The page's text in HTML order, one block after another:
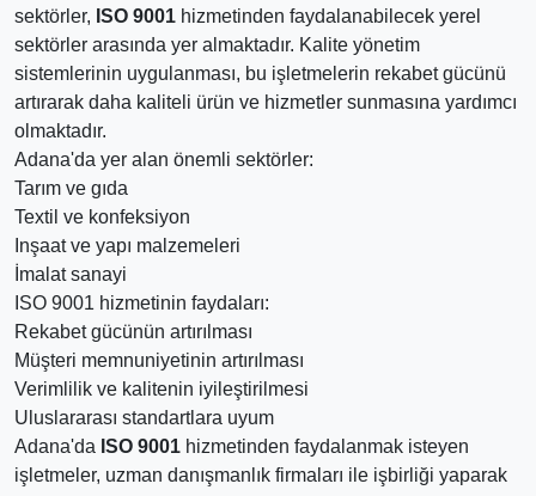
sektörler, ISO 9001 hizmetinden faydalanabilecek yerel
sektörler arasında yer almaktadır. Kalite yönetim
sistemlerinin uygulanması, bu işletmelerin rekabet gücünü
artırarak daha kaliteli ürün ve hizmetler sunmasına yardımcı
olmaktadır.
Adana'da yer alan önemli sektörler:
Tarım ve gıda
Textil ve konfeksiyon
Inşaat ve yapı malzemeleri
İmalat sanayi
ISO 9001 hizmetinin faydaları:
Rekabet gücünün artırılması
Müşteri memnuniyetinin artırılması
Verimlilik ve kalitenin iyileştirilmesi
Uluslararası standartlara uyum
Adana'da ISO 9001 hizmetinden faydalanmak isteyen
işletmeler, uzman danışmanlık firmaları ile işbirliği yaparak